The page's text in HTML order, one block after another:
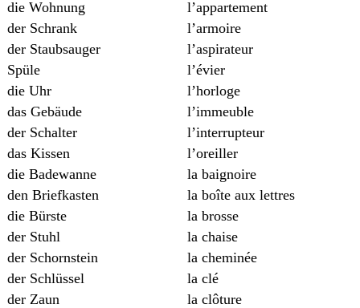
die Wohnung
l’appartement
der Schrank
l’armoire
der Staubsauger
l’aspirateur
Spüle
l’évier
die Uhr
l’horloge
das Gebäude
l’immeuble
der Schalter
l’interrupteur
das Kissen
l’oreiller
die Badewanne
la baignoire
den Briefkasten
la boîte aux lettres
die Bürste
la brosse
der Stuhl
la chaise
der Schornstein
la cheminée
der Schlüssel
la clé
der Zaun
la clôture